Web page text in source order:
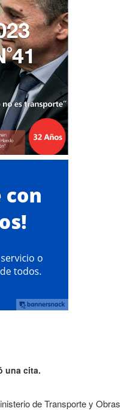
una cita.
de Transporte y Obras